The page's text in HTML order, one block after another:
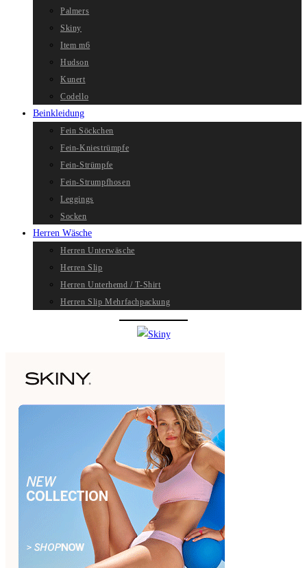
Palmers
Skiny
Item m6
Hudson
Kunert
Codello
Beinkleidung
Fein Söckchen
Fein-Kniestrümpfe
Fein-Strümpfe
Fein-Strumpfhosen
Leggings
Socken
Herren Wäsche
Herren Unterwäsche
Herren Slip
Herren Unterhemd / T-Shirt
Herren Slip Mehrfachpackung